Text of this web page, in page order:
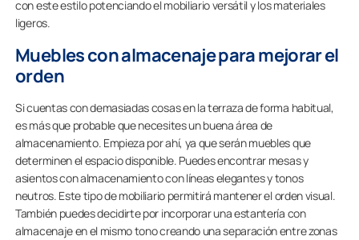
con este estilo potenciando el mobiliario versátil y los materiales
ligeros.
Muebles con almacenaje para mejorar el
orden
Si cuentas con demasiadas cosas en la terraza de forma habitual,
es más que probable que necesites un buena área de
almacenamiento. Empieza por ahí, ya que serán muebles que
determinen el espacio disponible. Puedes encontrar mesas y
asientos con almacenamiento con líneas elegantes y tonos
neutros. Este tipo de mobiliario permitirá mantener el orden visual.
También puedes decidirte por incorporar una estantería con
almacenaje en el mismo tono creando una separación entre zonas